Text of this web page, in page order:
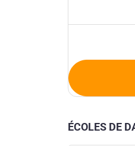
ÉCOLES DE